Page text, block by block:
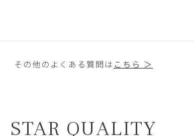
その他のよくある質問は こちら ＞
STAR QUALITY